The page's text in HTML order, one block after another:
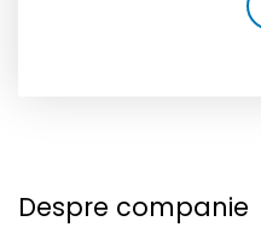
Despre companie